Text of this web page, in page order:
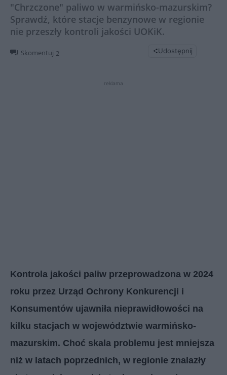
"Chrzczone" paliwo w warmińsko-mazurskim?
Sprawdź, które stacje benzynowe w regionie
nie przeszły kontroli jakości UOKiK.
Skomentuj 2 Udostępnij
reklama
Kontrola jakości paliw przeprowadzona w 2024
roku przez Urząd Ochrony Konkurencji i
Konsumentów ujawniła nieprawidłowości na
kilku stacjach w województwie warmińsko-
mazurskim. Choć skala problemu jest mniejsza
niż w latach poprzednich, w regionie znalazły